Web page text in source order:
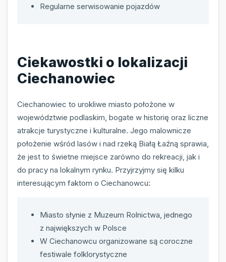
Regularne serwisowanie pojazdów
Ciekawostki o lokalizacji
Ciechanowiec
Ciechanowiec to urokliwe miasto położone w
województwie podlaskim, bogate w historię oraz liczne
atrakcje turystyczne i kulturalne. Jego malownicze
położenie wśród lasów i nad rzeką Białą Łaźną sprawia,
że jest to świetne miejsce zarówno do rekreacji, jak i
do pracy na lokalnym rynku. Przyjrzyjmy się kilku
interesującym faktom o Ciechanowcu:
Miasto słynie z Muzeum Rolnictwa, jednego
z największych w Polsce
W Ciechanowcu organizowane są coroczne
festiwale folklorystyczne